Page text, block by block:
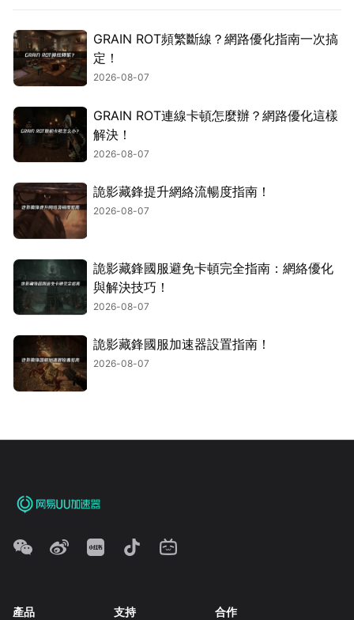
GRAIN ROT頻繁斷線？網路優化指南一次搞
定！
2026-08-07
GRAIN ROT連線卡頓怎麼辦？網路優化這樣
解決！
2026-08-07
詭影藏鋒提升網絡流暢度指南！
2026-08-07
詭影藏鋒國服避免卡頓完全指南：網絡優化
與解決技巧！
2026-08-07
詭影藏鋒國服加速器設置指南！
2026-08-07
產品 支持 合作